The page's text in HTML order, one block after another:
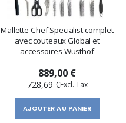
Mallette Chef Specialist complet
avec couteaux Global et
accessoires Wusthof
889,00 €
728,69 €
AJOUTER AU PANIER